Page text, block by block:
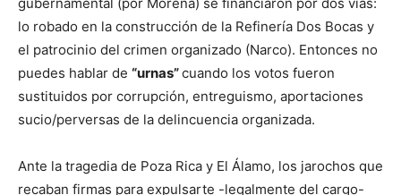
lo robado en la construcción de la Refinería Dos Bocas y
el patrocinio del crimen organizado (Narco). Entonces no
puedes hablar de “urnas”cuando los votos fueron
sustituidos por corrupción, entreguismo, aportaciones
sucio/perversas de la delincuencia organizada.
Ante la tragedia de Poza Rica y El Álamo, los jarochos que
recaban firmas para expulsarte -legalmente del cargo-